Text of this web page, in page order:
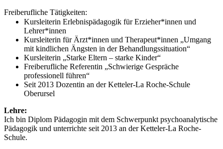
Freiberufliche Tätigkeiten:
Kursleiterin Erlebnispädagogik für Erzieher*innen und
Lehrer*innen
Kursleiterin für Ärzt*innen und Therapeut*innen „Umgang
mit kindlichen Ängsten in der Behandlungssituation“
Kursleiterin „Starke Eltern – starke Kinder“
Freiberufliche Referentin „Schwierige Gespräche
professionell führen“
Seit 2013 Dozentin an der Ketteler-La Roche-Schule
Oberursel
Lehre:
Ich bin Diplom Pädagogin mit dem Schwerpunkt psychoanalytische
Pädagogik und unterrichte seit 2013 an der Ketteler-La Roche-
Schule.